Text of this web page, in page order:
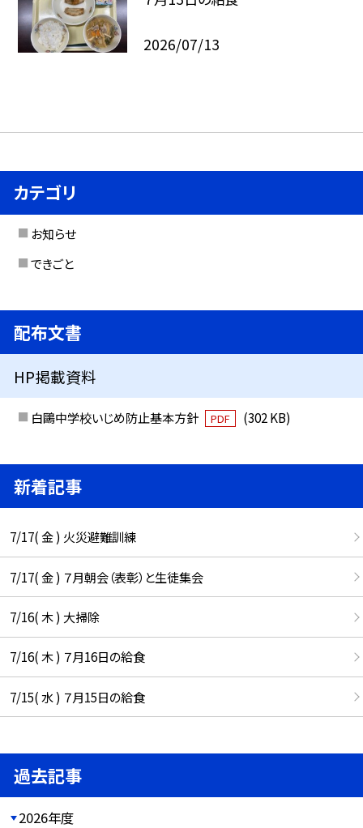
2026/07/13
カテゴリ
お知らせ
できごと
配布文書
HP掲載資料
白鷗中学校いじめ防止基本方針 PDF (302 KB)
新着記事
7/17( 金 ) 火災避難訓練
7/17( 金 ) ７月朝会（表彰）と生徒集会
7/16( 木 ) 大掃除
7/16( 木 ) ７月16日の給食
7/15( 水 ) ７月15日の給食
過去記事
2026年度